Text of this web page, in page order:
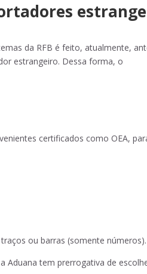
da RFB é feito, atualmente,
estrangeiro. Dessa forma, o
certificados como OEA,
ou barras (somente números).
Aduana tem prerrogativa de